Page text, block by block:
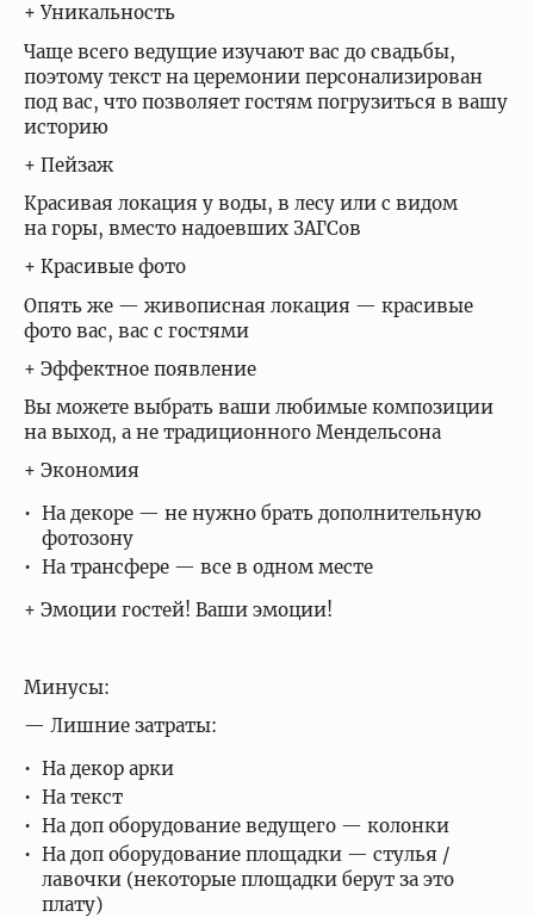
+ Уникальность
Чаще всего ведущие изучают вас до свадьбы,
поэтому текст на церемонии персонализирован
под вас, что позволяет гостям погрузиться в вашу
историю
+ Пейзаж
Красивая локация у воды, в лесу или с видом
на горы, вместо надоевших ЗАГСов
+ Красивые фото
Опять же — живописная локация — красивые
фото вас, вас с гостями
+ Эффектное появление
Вы можете выбрать ваши любимые композиции
на выход, а не традиционного Мендельсона
+ Экономия
На декоре — не нужно брать дополнительную
фотозону
На трансфере — все в одном месте
+ Эмоции гостей! Ваши эмоции!
Минусы:
— Лишние затраты:
На декор арки
На текст
На доп оборудование ведущего — колонки
На доп оборудование площадки — стулья /
лавочки (некоторые площадки берут за это
плату)